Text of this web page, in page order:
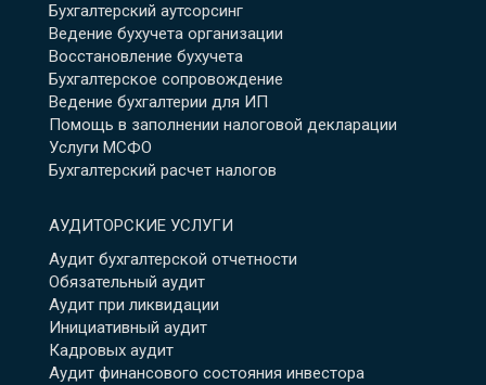
Бухгалтерский аутсорсинг
Ведение бухучета организации
Восстановление бухучета
Бухгалтерское сопровождение
Ведение бухгалтерии для ИП
Помощь в заполнении налоговой декларации
Услуги МСФО
Бухгалтерский расчет налогов
АУДИТОРСКИЕ УСЛУГИ
Аудит бухгалтерской отчетности
Обязательный аудит
Аудит при ликвидации
Инициативный аудит
Кадровых аудит
Аудит финансового состояния инвестора